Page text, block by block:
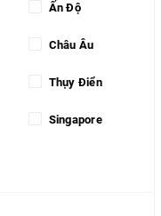
Ấn Độ
Châu Âu
Thụy Điển
Singapore